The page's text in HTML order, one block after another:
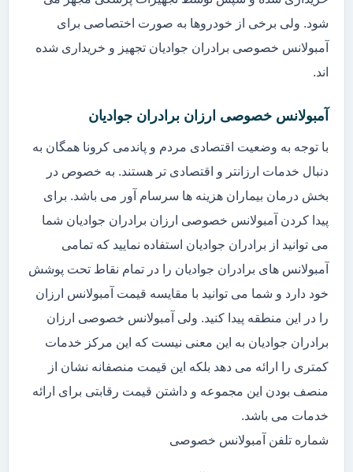
شود. ولی برخی از خودروها به صورت اختصاصی برای
آمبولانس خصوصی برادران جوادیان تجهیز و خریداری شده
اند.
آمبولانس خصوصی ارزان برادران جوادیان
با توجه به وضعیت اقتصادی مردم و پاندمی کرونا همگان به
دنبال خدمات ارزانتر و اقتصادی تر هستند. به خصوص در
بخش درمان بیماران هزینه ها سرسام آور می باشد. برای
پیدا کردن آمبولانس خصوصی ارزان برادران جوادیان شما
می توانید از برادران جوادیان استفاده نمایید که تمامی
آمبولانس های برادران جوادیان را در تمام نقاط تحت پوشش
خود دارد و شما می توانید با مقایسه قیمت آمبولانس ارزان
را در این منطقه پیدا کنید. ولی آمبولانس خصوصی ارزان
برادران جوادیان به این معنی نیست که این مرکز خدمات
کمتری را ارائه می دهد بلکه این قیمت منصفانه نشان از
منصف بودن این مجموعه و داشتن قیمت رقابتی برای ارائه
خدمات می باشد.
شماره تلفن آمبولانس خصوصی